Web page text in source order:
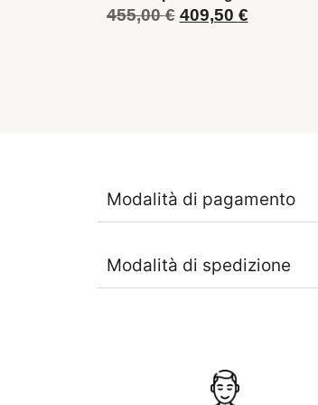
455,00€ 409,50 €
Modalità di pagamento
Modalità di spedizione